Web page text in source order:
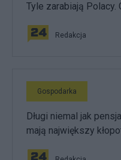
Tyle zarabiają Polacy.
Redakcja
Gospodarka
Długi niemal jak
mają największy